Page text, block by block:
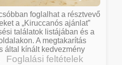
foglalhat a résztvevő
a „Kiruccanós ajánlat”
találatok listájában és a
A megtakarítás
által kínált kedvezmény
Foglalási feltételek